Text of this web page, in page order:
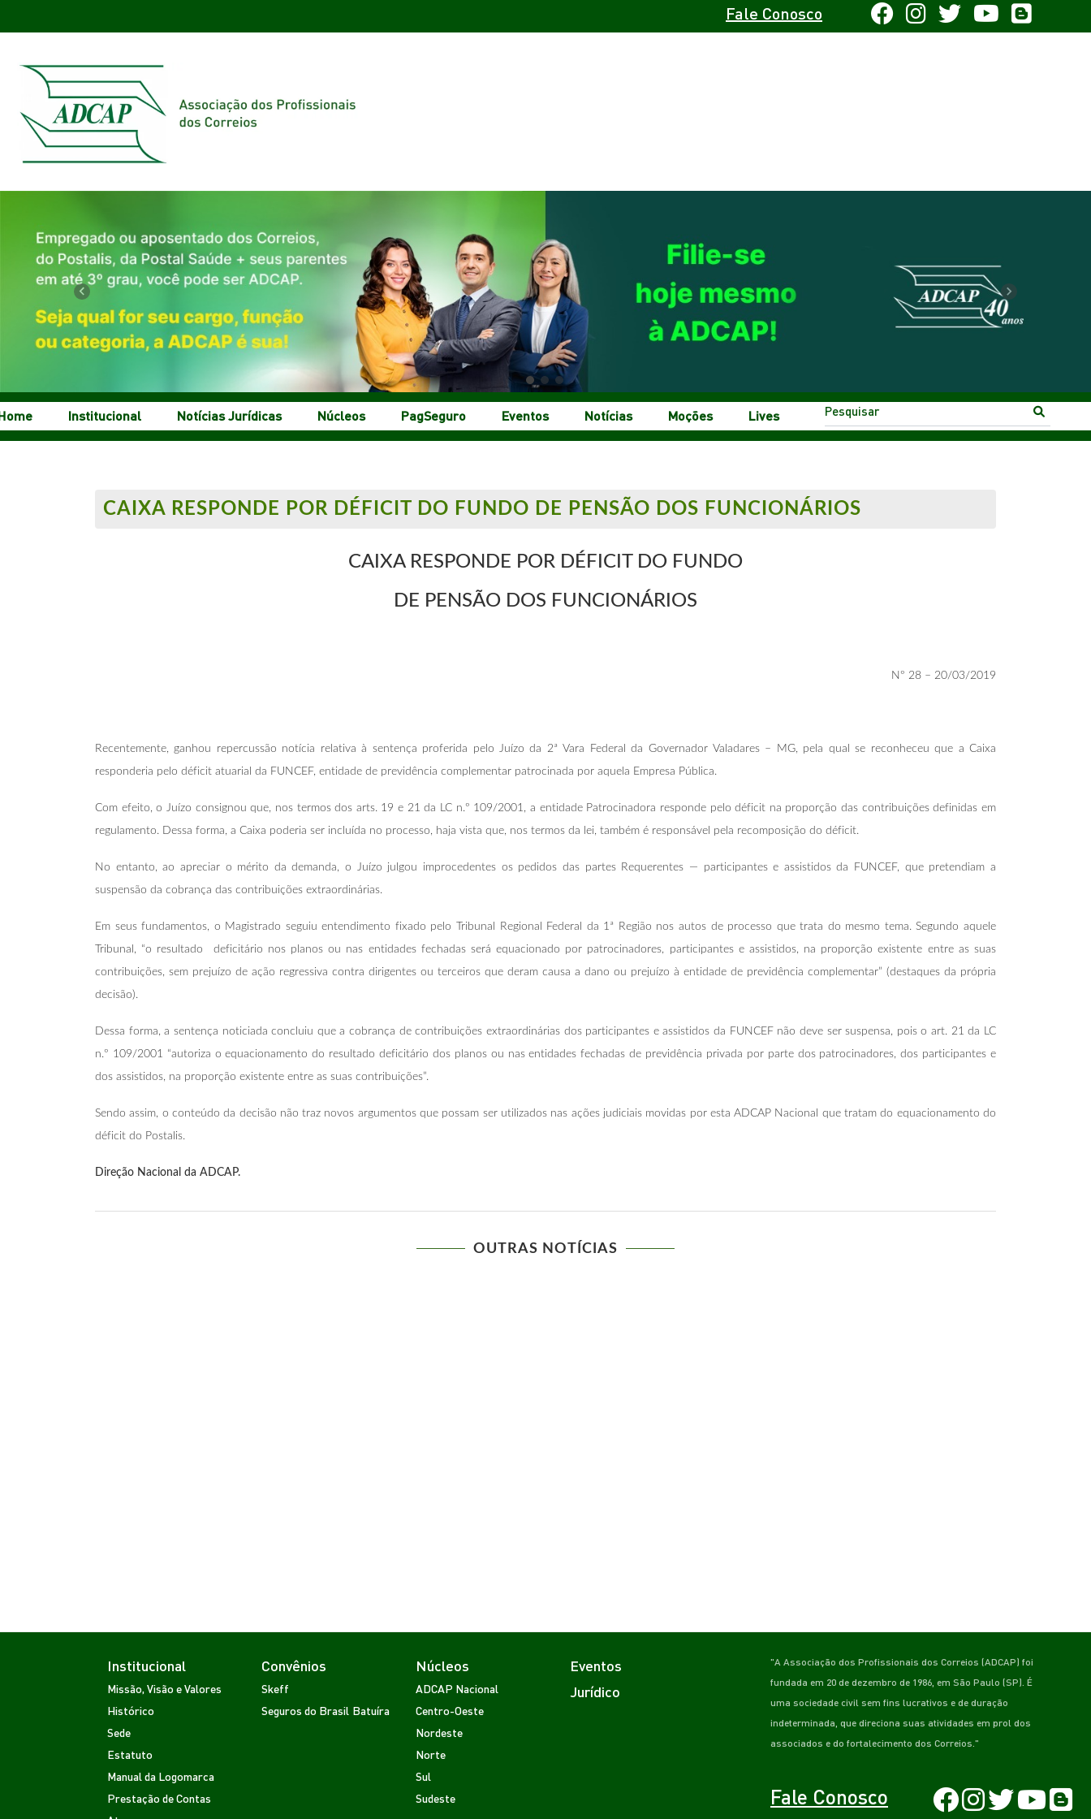
Fale Conosco
Previous Next
Institucional Notícias Jurídicas Núcleos PagSeguro Eventos Notícias Moções Lives
CAIXA RESPONDE POR DÉFICIT DO FUNDO DE PENSÃO DOS FUNCIONÁRIOS
CAIXA RESPONDE POR DÉFICIT DO FUNDO
DE PENSÃO DOS FUNCIONÁRIOS
Nº 28 – 20/03/2019
Recentemente, ganhou repercussão notícia relativa à sentença proferida pelo Juízo da 2ª Vara Federal da Governador Valadares – MG, pela qual se reconheceu que a Caixa
responderia pelo déficit atuarial da FUNCEF, entidade de previdência complementar patrocinada por aquela Empresa Pública.
Com efeito, o Juízo consignou que, nos termos dos arts. 19 e 21 da LC n.º 109/2001, a entidade Patrocinadora responde pelo déficit na proporção das contribuições definidas em
regulamento. Dessa forma, a Caixa poderia ser incluída no processo, haja vista que, nos termos da lei, também é responsável pela recomposição do déficit.
No entanto, ao apreciar o mérito da demanda, o Juízo julgou improcedentes os pedidos das partes Requerentes — participantes e assistidos da FUNCEF, que pretendiam a
suspensão da cobrança das contribuições extraordinárias.
Em seus fundamentos, o Magistrado seguiu entendimento fixado pelo Tribunal Regional Federal da 1ª Região nos autos de processo que trata do mesmo tema. Segundo aquele
Tribunal, “o resultado deficitário nos planos ou nas entidades fechadas será equacionado por patrocinadores, participantes e assistidos, na proporção existente entre as suas
contribuições, sem prejuízo de ação regressiva contra dirigentes ou terceiros que deram causa a dano ou prejuízo à entidade de previdência complementar” (destaques da própria
decisão).
Dessa forma, a sentença noticiada concluiu que a cobrança de contribuições extraordinárias dos participantes e assistidos da FUNCEF não deve ser suspensa, pois o art. 21 da LC
n.º 109/2001 “autoriza o equacionamento do resultado deficitário dos planos ou nas entidades fechadas de previdência privada por parte dos patrocinadores, dos participantes e
dos assistidos, na proporção existente entre as suas contribuições”.
Sendo assim, o conteúdo da decisão não traz novos argumentos que possam ser utilizados nas ações judiciais movidas por esta ADCAP Nacional que tratam do equacionamento do
déficit do Postalis.
Direção Nacional da ADCAP.
OUTRAS NOTÍCIAS
Institucional
Missão, Visão e Valores
Histórico
Sede
Estatuto
Manual da Logomarca
Prestação de Contas
Convênios
Skeff
Seguros do Brasil Batuíra
Núcleos
ADCAP Nacional
Centro-Oeste
Nordeste
Norte
Sul
Sudeste
Eventos
Jurídico
"A Associação dos Profissionais dos Correios (ADCAP) foi
fundada em 20 de dezembro de 1986, em São Paulo (SP). É
uma sociedade civil sem fins lucrativos e de duração
indeterminada, que direciona suas atividades em prol dos
associados e do fortalecimento dos Correios."
Fale Conosco